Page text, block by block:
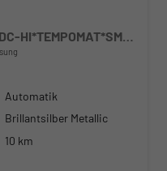
Selection 1.5 TSI DSG*LED*PDC-HI*TEMPOMAT*SMARTLINK*SHZ*KLIMA*RADIO
Automatik
Brillantsilber Metallic
10 km